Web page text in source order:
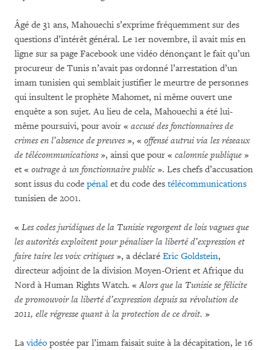
Âgé de 31 ans, Mahouechi s’exprime fréquemment sur des
questions d’intérêt général. Le 1er novembre, il avait mis en
ligne sur sa page Facebook une vidéo dénonçant le fait qu’un
procureur de Tunis n’avait pas ordonné l’arrestation d’un
imam tunisien qui semblait justifier le meurtre de personnes
qui insultent le prophète Mahomet, ni même ouvert une
enquête a son sujet. Au lieu de cela, Mahouechi a été lui-
même poursuivi, pour avoir « accusé des fonctionnaires de
crimes en l’absence de preuves», « offensé autrui via les réseaux
de télécommunications», ainsi que pour « calomnie publique »
et « outrage à un fonctionnaire public ». Les chefs d’accusation
sont issus du code pénal et du code des télécommunications
tunisien de 2001.
« Les codes juridiques de la Tunisie regorgent de lois vagues que
les autorités exploitent pour pénaliser la liberté d’expression et
faire taire les voix critiques», a déclaré Eric Goldstein,
directeur adjoint de la division Moyen-Orient et Afrique du
Nord à Human Rights Watch. «Alors que la Tunisie se félicite
de promouvoir la liberté d’expression depuis sa révolution de
2011, elle régresse quant à la protection de ce droit. »
Lavidéo postée par l’imam faisait suite à la décapitation, le 16